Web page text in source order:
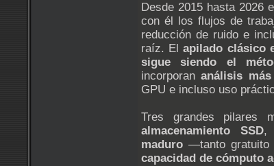
Desde 2015 hasta 2026
con él los flujos de
reducción de ruido e
raíz. Elapilado clásico
sigue siendo el
incorporananálisis
GPU e incluso uso
Tres grandes pilares
almacenamiento SSD,
maduro —tanto gratuito
capacidad de cómputo